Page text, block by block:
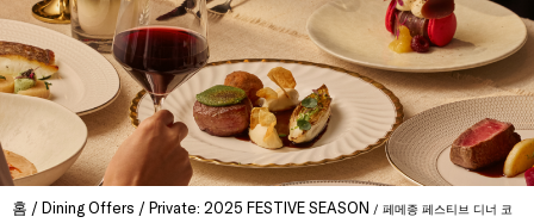
홈 Dining Offers Private: 2025 FESTIVE SEASON
페메종 페스티브 디너 코